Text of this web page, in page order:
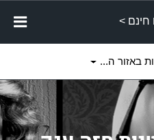
חינם >
באזור ה...